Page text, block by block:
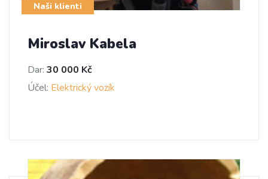
Naši klienti
Miroslav Kabela
Dar: 30 000 Kč
Účel: Elektrický vozík